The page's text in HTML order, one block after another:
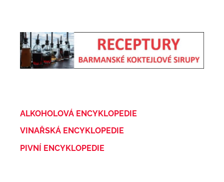
ALKOHOLOVÁ ENCYKLOPEDIE
VINAŘSKÁ ENCYKLOPEDIE
PIVNÍ ENCYKLOPEDIE